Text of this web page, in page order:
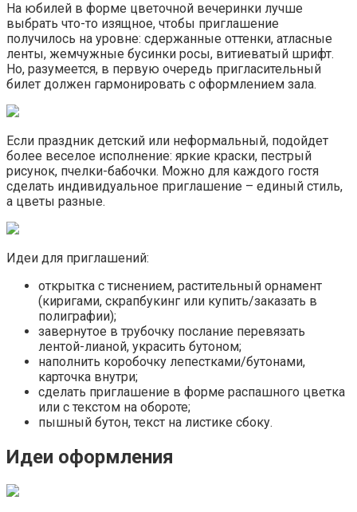
На юбилей в форме цветочной вечеринки лучше
выбрать что-то изящное, чтобы приглашение
получилось на уровне: сдержанные оттенки, атласные
ленты, жемчужные бусинки росы, витиеватый шрифт.
Но, разумеется, в первую очередь пригласительный
билет должен гармонировать с оформлением зала.
Если праздник детский или неформальный, подойдет
более веселое исполнение: яркие краски, пестрый
рисунок, пчелки-бабочки. Можно для каждого гостя
сделать индивидуальное приглашение – единый стиль,
а цветы разные.
Идеи для приглашений:
открытка с тиснением, растительный орнамент
(киригами, скрапбукинг или купить/заказать в
полиграфии);
завернутое в трубочку послание перевязать
лентой-лианой, украсить бутоном;
наполнить коробочку лепестками/бутонами,
карточка внутри;
сделать приглашение в форме распашного цветка
или с текстом на обороте;
пышный бутон, текст на листике сбоку.
Идеи оформления